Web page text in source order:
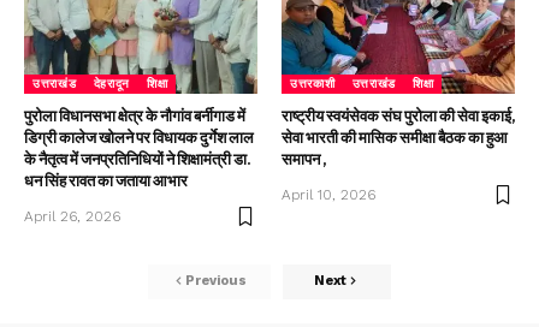
उत्तराखंड देहरादून शिक्षा
पुरोला विधानसभा क्षेत्र के नौगांव बर्नीगाड में
डिग्री कालेज खोलने पर विधायक दुर्गेश लाल
के नैतृत्व में जनप्रतिनिधियों ने शिक्षामंत्री डा.
धन सिंह रावत का जताया आभार
April 26, 2026
उत्तरकाशी उत्तराखंड शिक्षा
राष्ट्रीय स्वयंसेवक संघ पुरोला की सेवा इकाई,
सेवा भारती की मासिक समीक्षा बैठक का हुआ
समापन ,
April 10, 2026
Previous Next